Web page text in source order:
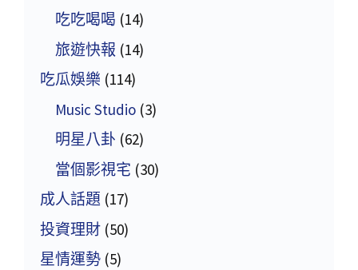
吃吃喝喝 (14)
旅遊快報 (14)
吃瓜娛樂 (114)
Music Studio (3)
明星八卦 (62)
當個影視宅 (30)
成人話題 (17)
投資理財 (50)
星情運勢 (5)